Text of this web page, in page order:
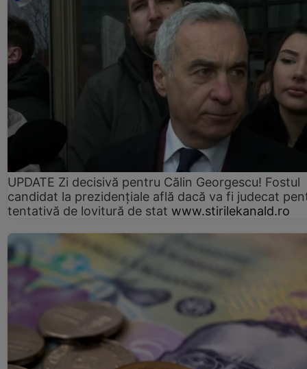
UPDATE Zi decisivă pentru Călin Georgescu! Fostul
candidat la prezidențiale află dacă va fi judecat
tentativă de lovitură de stat www.stirilekanald.ro